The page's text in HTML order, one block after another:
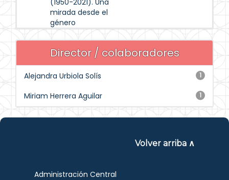
(1950-2021). Una
mirada desde el
género
Director / colaboradores
1
Alejandra Urbiola Solís
1
Miriam Herrera Aguilar
Volver arriba ∧
Administración Central